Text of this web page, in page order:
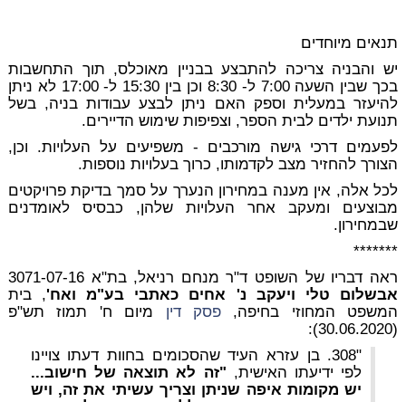
תנאים מיוחדים
יש והבניה צריכה להתבצע בבניין מאוכלס, תוך התחשבות
בכך שבין השעה 7:00 ל- 8:30 וכן בין 15:30 ל- 17:00 לא ניתן
להיעזר במעלית וספק האם ניתן לבצע עבודות בניה, בשל
תנועת ילדים לבית הספר, וצפיפות שימוש הדיירים.
לפעמים דרכי גישה מורכבים - משפיעים על העלויות. וכן,
הצורך להחזיר מצב לקדמותו, כרוך בעלויות נוספות.
לכל אלה, אין מענה במחירון הנערך על סמך בדיקת פרויקטים
מבוצעים ומעקב אחר העלויות שלהן, כבסיס לאומדנים
שבמחירון.
*******
ראה דבריו של השופט ד"ר מנחם רניאל, בת"א 3071-07-16
אבשלום טלי ויעקב נ' אחים כאתבי בע"מ ואח', בית
המשפט המחוזי בחיפה,פסק דין מיום ח' תמוז תש"פ
(30.06.2020):
"308. בן עזרא העיד שהסכומים בחוות דעתו צויינו
לפי ידיעתו האישית, "זה לא תוצאה של חישוב...
יש מקומות איפה שניתן וצריך עשיתי את זה, ויש